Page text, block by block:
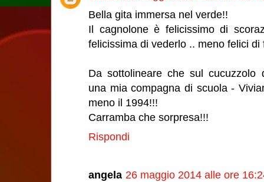
Bella gita immersa nel verde!!
Il cagnolone è felicissimo di
felicissima di vederlo .. meno felici di
Da sottolineare che sul cucuzzolo
una mia compagna di scuola -
meno il 1994!!!
Carramba che sorpresa!!!
Rispondi
angela 26 maggio 2014 alle ore